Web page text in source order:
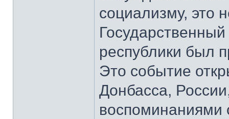
социализму, это
республики был
Это событие
Донбасса,
воспоминаниями